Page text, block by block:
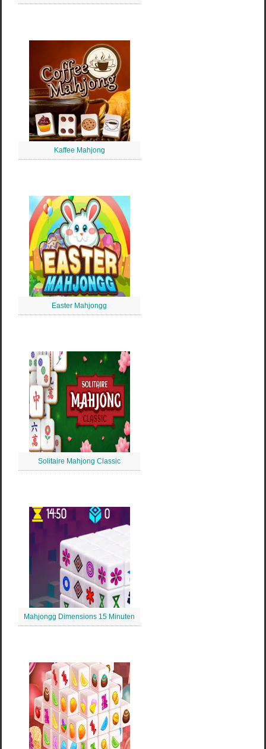
Kaffee Mahjong
Easter Mahjongg
Solitaire Mahjong Classic
Mahjongg Dimensions 15 Minuten